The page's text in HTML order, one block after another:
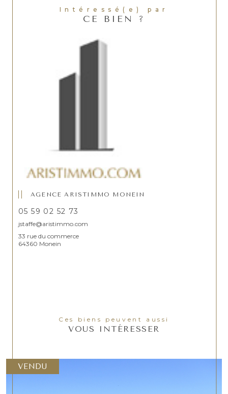
Intéressé(e) par
CE BIEN ?
AGENCE ARISTIMMO MONEIN
05 59 02 52 73
jstaffe@aristimmo.com
33 rue du commerce
64360 Monein
Ces biens peuvent aussi
VOUS INTÉRESSER
VENDU